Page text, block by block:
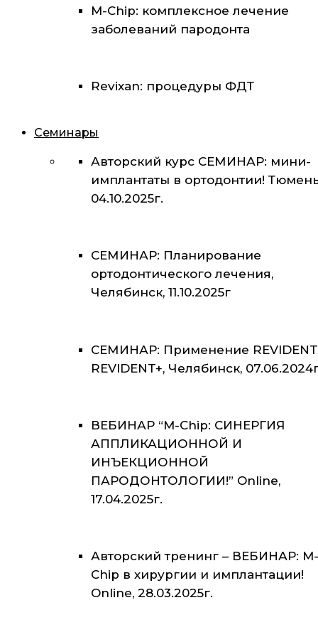
M-Chip: комплексное лечение
заболеваний пародонта
Revixan: процедуры ФДТ
Семинары
Авторский курс СЕМИНАР: мини-
имплантаты в ортодонтии!
04.10.2025г.
СЕМИНАР: Планирование
ортодонтического лечения,
Челябинск, 11.10.2025г
СЕМИНАР: Применение
REVIDENT+, Челябинск,
ВЕБИНАР “M-Chip: СИНЕРГИЯ
АППЛИКАЦИОННОЙ И
ИНЪЕКЦИОННОЙ
ПАРОДОНТОЛОГИИ!” Online,
17.04.2025г.
Авторский тренинг – ВЕБИНАР: M-
Chip в хирургии и имплантации!
Online, 28.03.2025г.